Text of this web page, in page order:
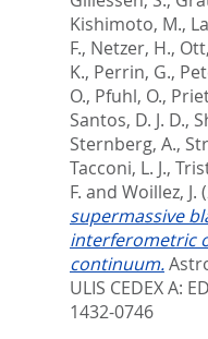
Kishimoto, M.,
F., Netzer, H.,
K., Perrin, G.,
O., Pfuhl, O.,
Santos, D. J. D.,
Sternberg, A.,
Tacconi, L. J.,
F. and Woillez, J.
supermassive
interferometric
continuum.
ULIS CEDEX A:
1432-0746